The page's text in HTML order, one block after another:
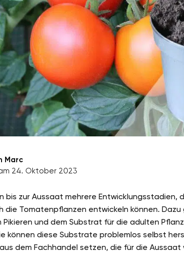
Marc
24. Oktober 2023
bis zur Aussaat mehrere Entwicklungsstadien,
die Tomatenpflanzen entwickeln können.
und dem Substrat für die adulten
können diese Substrate problemlos selbst
dem Fachhandel setzen, die für die Aussaat